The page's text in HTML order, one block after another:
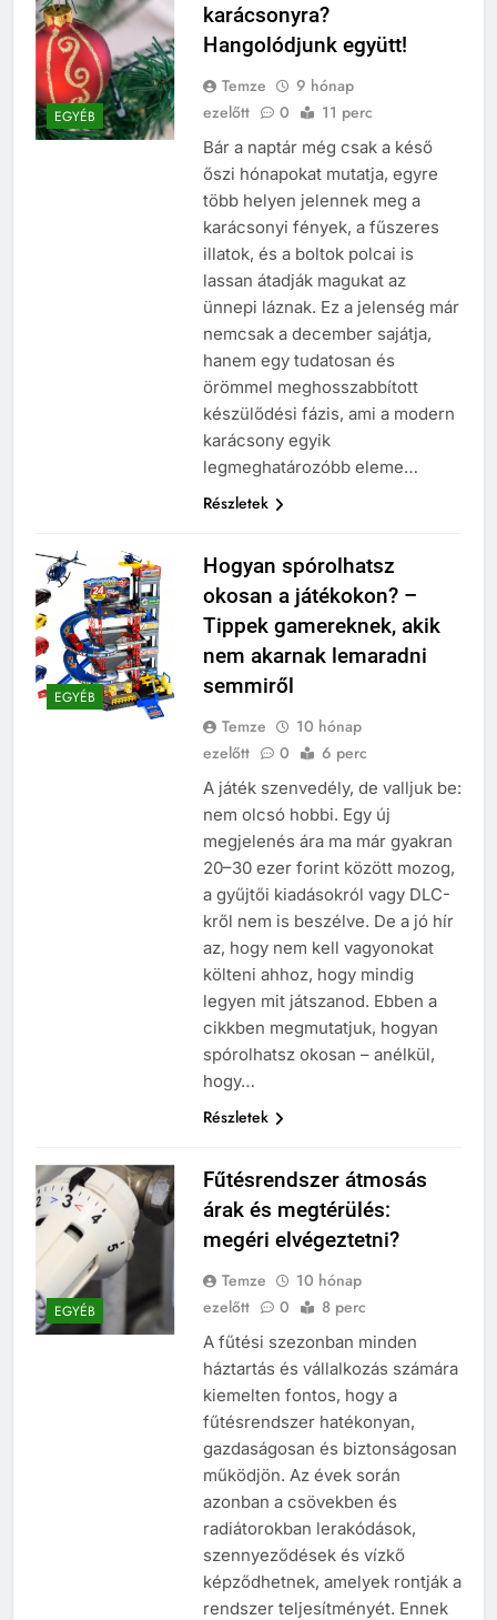
EGYÉB
karácsonyra?
Hangolódjunk együtt!
Temze
9 hónap
ezelőtt
0 11 perc
Bár a naptár még csak a késő
őszi hónapokat mutatja, egyre
több helyen jelennek meg a
karácsonyi fények, a fűszeres
illatok, és a boltok polcai is
lassan átadják magukat az
ünnepi láznak. Ez a jelenség már
nemcsak a december sajátja,
hanem egy tudatosan és
örömmel meghosszabbított
készülődési fázis, ami a modern
karácsony egyik
legmeghatározóbb eleme…
Részletek
EGYÉB
Hogyan spórolhatsz
okosan a játékokon? –
Tippek gamereknek, akik
nem akarnak lemaradni
semmiről
Temze
10 hónap
ezelőtt
0 6 perc
A játék szenvedély, de valljuk be:
nem olcsó hobbi. Egy új
megjelenés ára ma már gyakran
20–30 ezer forint között mozog,
a gyűjtői kiadásokról vagy DLC-
kről nem is beszélve. De a jó hír
az, hogy nem kell vagyonokat
költeni ahhoz, hogy mindig
legyen mit játszanod. Ebben a
cikkben megmutatjuk, hogyan
spórolhatsz okosan – anélkül,
hogy…
Részletek
EGYÉB
Fűtésrendszer átmosás
árak és megtérülés:
megéri elvégeztetni?
Temze
10 hónap
ezelőtt
0 8 perc
A fűtési szezonban minden
háztartás és vállalkozás számára
kiemelten fontos, hogy a
fűtésrendszer hatékonyan,
gazdaságosan és biztonságosan
működjön. Az évek során
azonban a csövekben és
radiátorokban lerakódások,
szennyeződések és vízkő
képződhetnek, amelyek rontják a
rendszer teljesítményét. Ennek